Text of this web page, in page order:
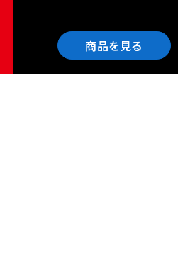
商品を見る